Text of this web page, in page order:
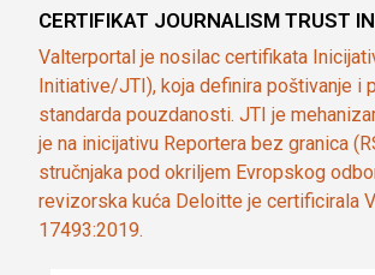
CERTIFIKAT JOURNALISM TRUST
Valterportal je nosilac certifikata
Initiative/JTI), koja definira poštivanje i
standarda pouzdanosti. JTI je
je na inicijativu Reportera bez granica
stručnjaka pod okriljem Evropskog
revizorska kuća Deloitte je certificirala
17493:2019.